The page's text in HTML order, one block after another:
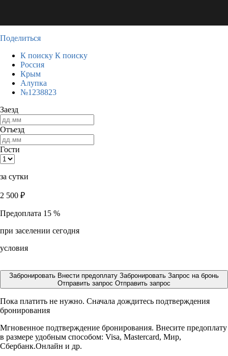
Поделиться
К поиску К поиску
Россия
Крым
Алупка
№1238823
Заезд
Отъезд
Гости
за сутки
2 500 ₽
Предоплата 15 %
при заселении сегодня
условия
Забронировать Внести предоплату Забронировать Запрос на бронь
Отправить запрос Отправить запрос
Пока платить не нужно. Сначала дождитесь подтверждения
бронирования
Мгновенное подтверждение бронирования. Внесите предоплату
в размере удобным способом: Visa, Mastercard, Мир,
Сбербанк.Онлайн и др.